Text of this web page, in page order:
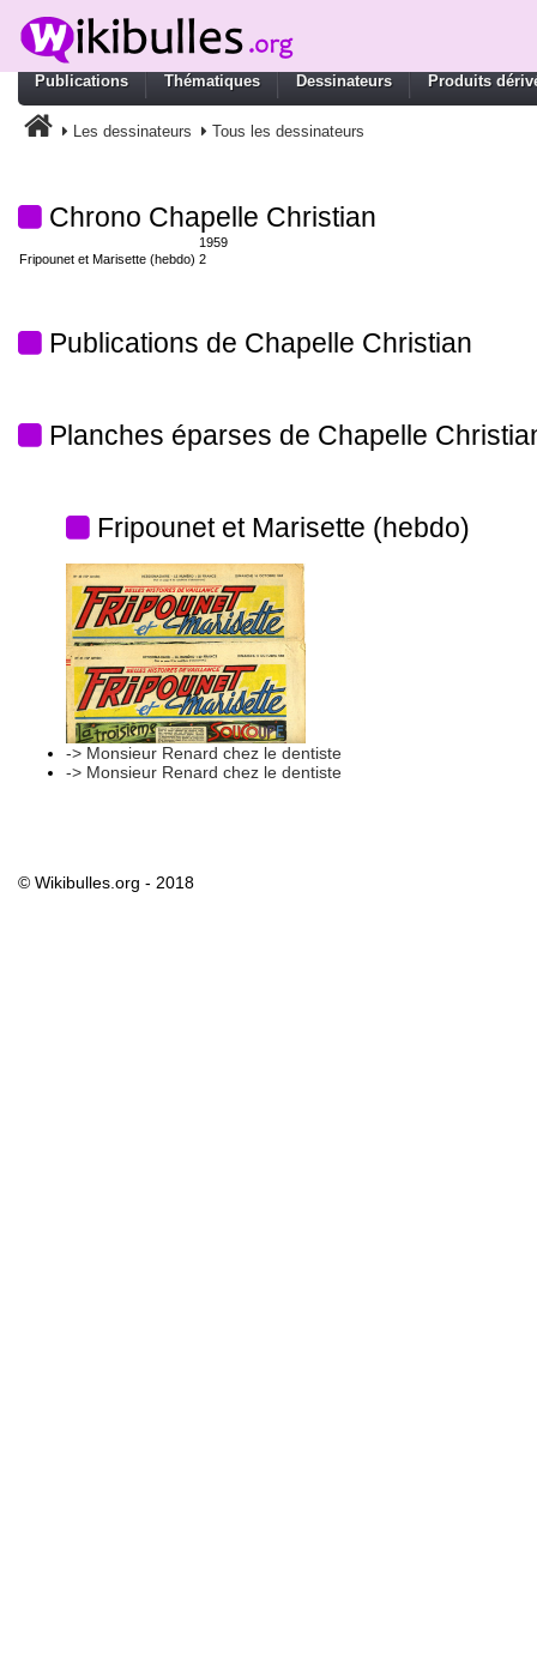
Publications Thématiques Dessinateurs Produits
Les dessinateurs Tous les dessinateurs
Chrono Chapelle Christian
1959
Fripounet et Marisette (hebdo) 2
Publications de Chapelle Christian
Planches éparses de Chapelle
Fripounet et Marisette (hebdo)
-> Monsieur Renard chez le dentiste
-> Monsieur Renard chez le dentiste
© Wikibulles.org - 2018